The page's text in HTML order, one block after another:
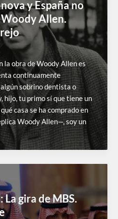
y España no
Woody Allen.
la obra de Woody Allen es
continuamente
sobrino dentista o
hijo, tu primo sí que tiene un
casa se ha comprado en
Woody Allen—, soy un
La gira de MBS.